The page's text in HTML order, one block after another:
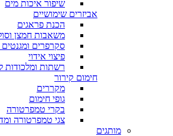
שיפור איכות מים
אביזרים שימושיים
הכנת פראגים
משאבות חמצן
סקרפרים ומגנטים
פיצוי אידוי
רשתות ומלכודות
חימום קירור
מקררים
גופי חימום
בקרי טמפרטורה
צגי טמפרטורה
מותגים